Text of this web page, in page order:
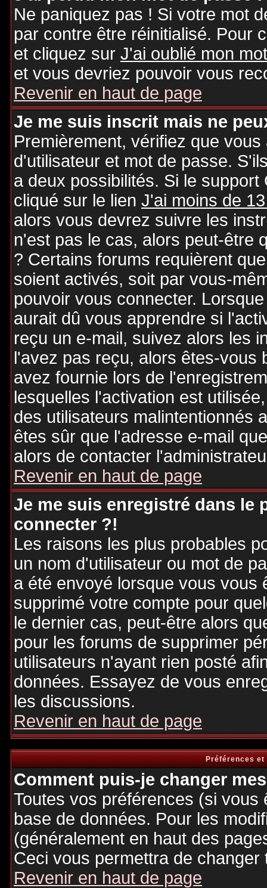
Ne paniquez pas ! Si votre mot
par contre être réinitialisé. Pour
et cliquez surJ'ai oublié mon
et vous devriez pouvoir vous
Revenir en haut de page
Je me suis inscrit mais ne
Premièrement, vérifiez que
d'utilisateur et mot de passe.
a deux possibilités. Si le
cliqué sur le lienJ'ai moins de
alors vous devrez suivre les
n'est pas le cas, alors peut-être
? Certains forums requièrent
soient activés, soit par vous-
pouvoir vous connecter.
aurait dû vous apprendre si
reçu un e-mail, suivez alors les
l'avez pas reçu, alors êtes-vous
avez fournie lors de
lesquelles l'activation est
des utilisateurs malintentionnés
êtes sûr que l'adresse e-mail
alors de contacter
Revenir en haut de page
Je me suis enregistré dans le
connecter ?!
Les raisons les plus probables
un nom d'utilisateur ou mot de
a été envoyé lorsque vous vous
supprimé votre compte pour
le dernier cas, peut-être alors
pour les forums de supprimer
utilisateurs n'ayant rien posté
données. Essayez de vous
les discussions.
Revenir en haut de page
Préférences
Comment puis-je changer
Toutes vos préférences (si
base de données. Pour les
(généralement en haut des
Ceci vous permettra de
Revenir en haut de page